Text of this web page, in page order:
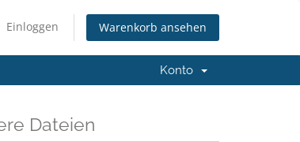
Einloggen Warenkorb ansehen
Konto
Dateien